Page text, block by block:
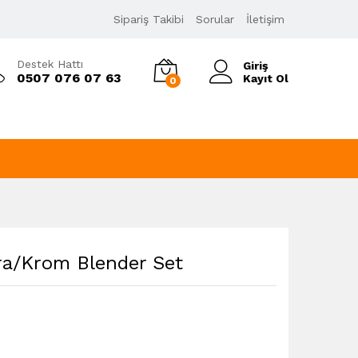
Sipariş Takibi Sorular İletişim
Destek Hattı
0507 076 07 63 0
Giriş
Kayıt Ol
Krom Blender Set
KDV Dahil Sepete Ekle